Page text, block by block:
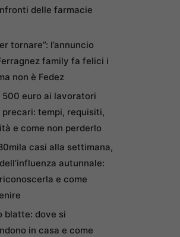
delle farmacie
tornare”: l’annuncio
family fa felici i
non è Fedez
500 euro ai lavoratori
precari: tempi, requisiti,
e come non perderlo
casi alla settimana,
autunnale:
e come
blatte: dove si
in casa e come